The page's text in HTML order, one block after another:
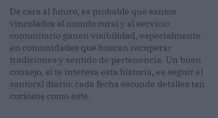
De cara al futuro, es probable que santos
vinculados al mundo rural y al servicio
comunitario ganen visibilidad, especialmente
en comunidades que buscan recuperar
tradiciones y sentido de pertenencia. Un buen
consejo, si te interesa esta historia, es seguir el
santoral diario: cada fecha esconde detalles tan
curiosos como este.